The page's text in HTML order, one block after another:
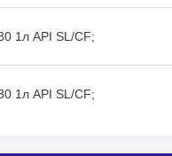
1л API SL/CF;
1л API SL/CF;